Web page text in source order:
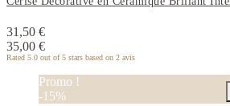
31,50 €
35,00 €
Rated 5.0 out of 5 stars based on 2 avis
Promo !
-15%